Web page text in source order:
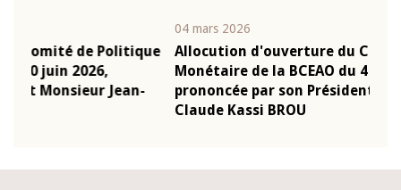
Allocution d'ouverture du Comité de Politique
Monétaire de la BCEAO du 4 mars 2026,
prononcée par son Président Monsieur Jean-